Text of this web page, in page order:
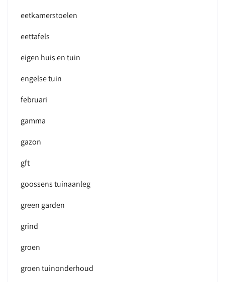
eetkamerstoelen
eettafels
eigen huis en tuin
engelse tuin
februari
gamma
gazon
gft
goossens tuinaanleg
green garden
grind
groen
groen tuinonderhoud